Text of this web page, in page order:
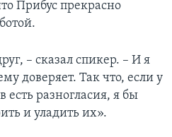
Прибус прекрасно
– сказал спикер. – И я
доверяет. Так что, если у
есть разногласия, я бы
и уладить их».